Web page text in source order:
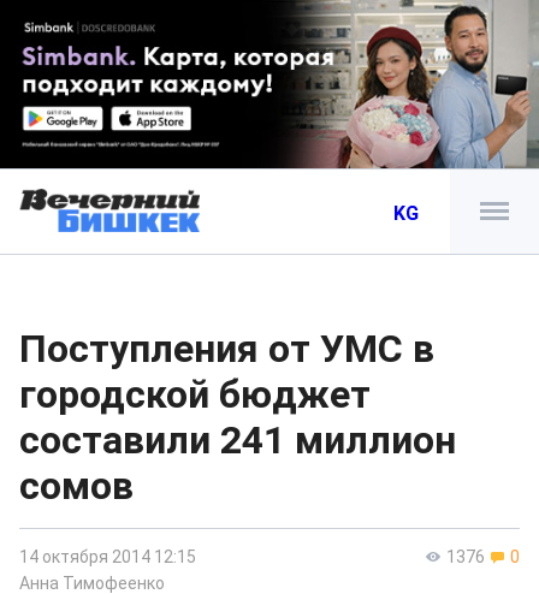
KG
Поступления от УМС в
городской бюджет
составили 241 миллион
сомов
1376 0
14 октября 2014 12:15
Анна Тимофеенко